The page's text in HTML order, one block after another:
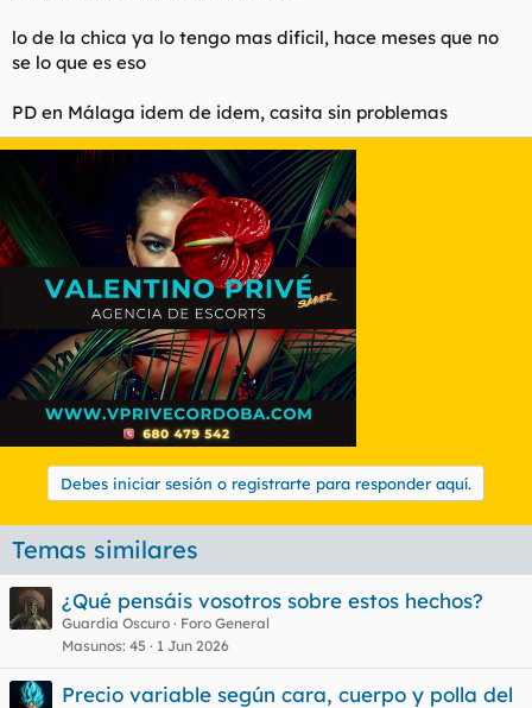
lo de la chica ya lo tengo mas dificil, hace meses que no
se lo que es eso
PD en Málaga idem de idem, casita sin problemas
Debes iniciar sesión o registrarte para responder aquí.
Temas similares
¿Qué pensáis vosotros sobre estos hechos?
Guardia Oscuro
Foro General
Masunos 45 1 Jun 2026
Precio variable según cara, cuerpo y polla del